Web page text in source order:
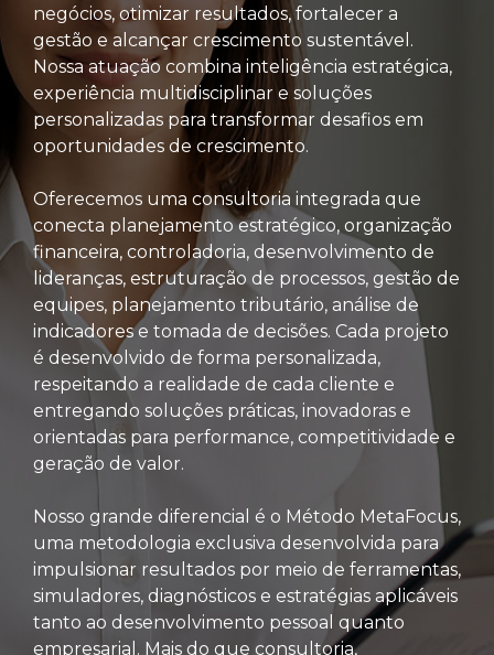
negócios, otimizar resultados, fortalecer a
gestão e alcançar crescimento sustentável.
Nossa atuação combina inteligência estratégica,
experiência multidisciplinar e soluções
personalizadas para transformar desafios em
oportunidades de crescimento.
Oferecemos uma consultoria integrada que
conecta planejamento estratégico, organização
financeira, controladoria, desenvolvimento de
lideranças, estruturação de processos, gestão de
equipes, planejamento tributário, análise de
indicadores e tomada de decisões. Cada projeto
é desenvolvido de forma personalizada,
respeitando a realidade de cada cliente e
entregando soluções práticas, inovadoras e
orientadas para performance, competitividade e
geração de valor.
Nosso grande diferencial é o Método MetaFocus,
uma metodologia exclusiva desenvolvida para
impulsionar resultados por meio de ferramentas,
simuladores, diagnósticos e estratégias aplicáveis
tanto ao desenvolvimento pessoal quanto
empresarial. Mais do que consultoria,